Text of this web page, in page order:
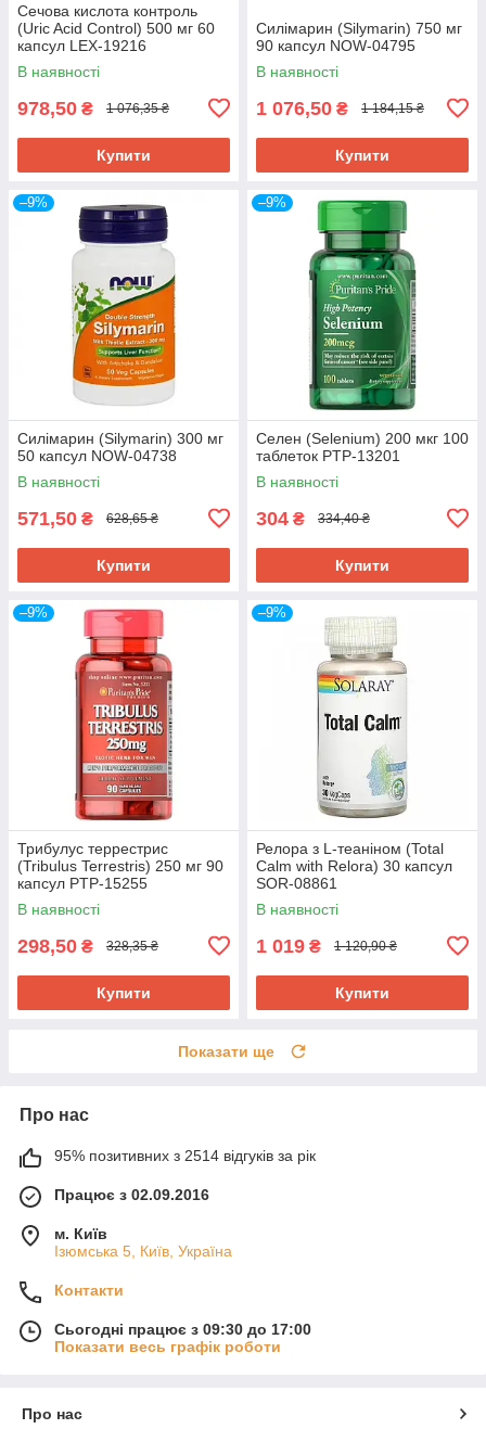
Сечова кислота контроль
(Uric Acid Control) 500 мг 60
капсул LEX-19216
В наявності
978,50 ₴ 1 076,35 ₴
Купити
Силімарин (Silymarin) 750 мг
90 капсул NOW-04795
В наявності
1 076,50 ₴ 1 184,15 ₴
Купити
–9%
Силімарин (Silymarin) 300 мг
50 капсул NOW-04738
В наявності
571,50 ₴ 628,65 ₴
Купити
–9%
Селен (Selenium) 200 мкг 100
таблеток PTP-13201
В наявності
304 ₴ 334,40 ₴
Купити
–9%
Трибулус террестрис
(Tribulus Terrestris) 250 мг 90
капсул PTP-15255
В наявності
298,50 ₴ 328,35 ₴
Купити
–9%
Релора з L-теаніном (Total
Calm with Relora) 30 капсул
SOR-08861
В наявності
1 019 ₴ 1 120,90 ₴
Купити
Показати ще
Про нас
95% позитивних з 2514 відгуків за рік
Працює з 02.09.2016
м. Київ
Ізюмська 5, Київ, Україна
Контакти
Сьогодні працює з 09:30 до 17:00
Показати весь графік роботи
Про нас